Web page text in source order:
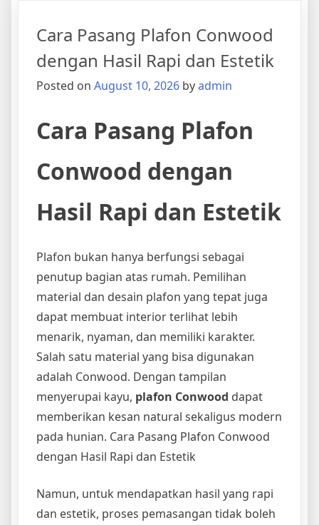
Cara Pasang Plafon Conwood
dengan Hasil Rapi dan Estetik
Posted on August 10, 2026 byadmin
Cara Pasang Plafon
Conwood dengan
Hasil Rapi dan Estetik
Plafon bukan hanya berfungsi sebagai
penutup bagian atas rumah. Pemilihan
material dan desain plafon yang tepat juga
dapat membuat interior terlihat lebih
menarik, nyaman, dan memiliki karakter.
Salah satu material yang bisa digunakan
adalah Conwood. Dengan tampilan
menyerupai kayu, plafon Conwood dapat
memberikan kesan natural sekaligus modern
pada hunian. Cara Pasang Plafon Conwood
dengan Hasil Rapi dan Estetik
Namun, untuk mendapatkan hasil yang rapi
dan estetik, proses pemasangan tidak boleh